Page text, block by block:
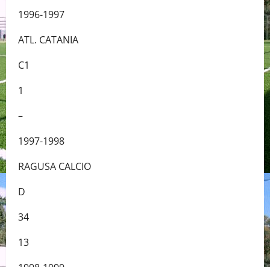
1996-1997
ATL. CATANIA
C1
1
–
1997-1998
RAGUSA CALCIO
D
34
13